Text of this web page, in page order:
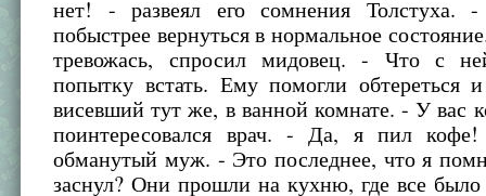
нет! - развеял его сомнения Толстуха. -
побыстрее вернуться в нормальное
тревожась, спросил мидовец. - Что с
попытку встать. Ему помогли обтереться
висевший тут же, в ванной комнате. - У вас
поинтересовался врач. - Да, я пил
обманутый муж. - Это последнее, что я
заснул? Они прошли на кухню, где все